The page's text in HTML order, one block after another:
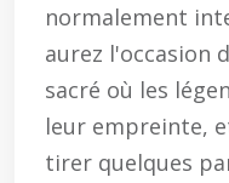
normalement
aurez l'occasion
sacré où les
leur empreinte,
tirer quelques